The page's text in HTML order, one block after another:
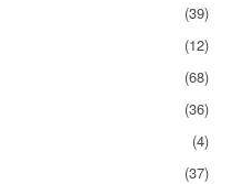
(39)
(12)
(68)
(36)
(4)
(37)